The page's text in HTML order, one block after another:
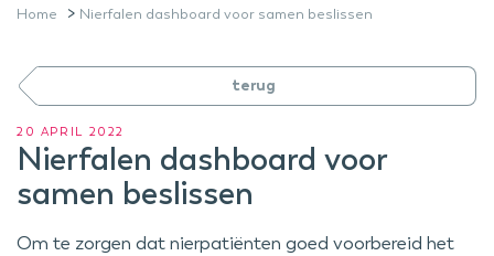
Home > Nierfalen dashboard voor samen beslissen
terug
20 APRIL 2022
Nierfalen dashboard voor
samen beslissen
Om te zorgen dat nierpatiënten goed voorbereid het